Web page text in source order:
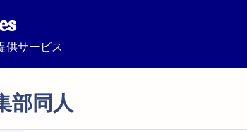
供サービス
部同人